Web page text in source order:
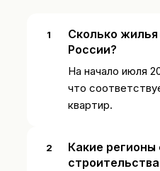
Сколько жилья
России?
На начало июля
что
квартир.
Какие